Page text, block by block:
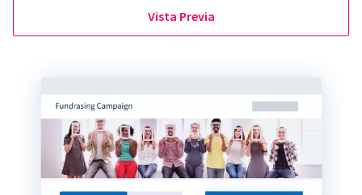
Vista Previa